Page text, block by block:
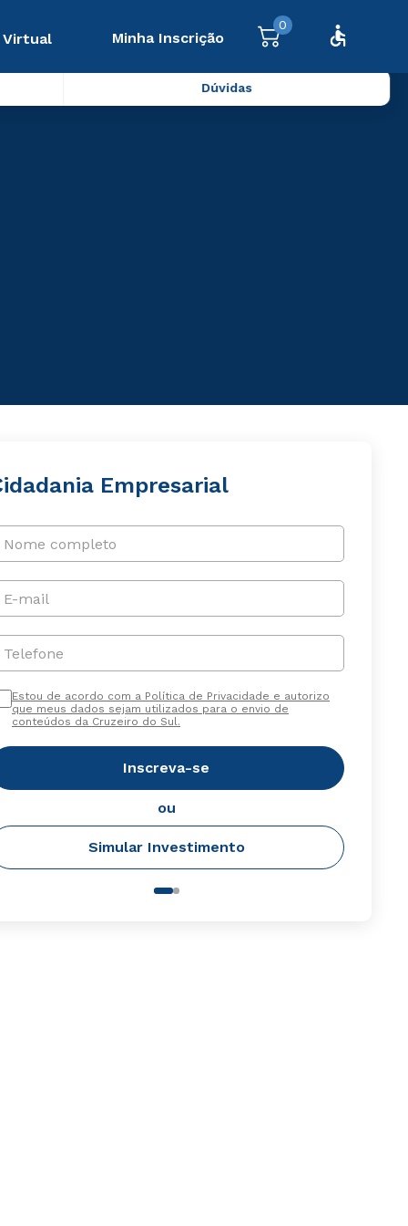
Virtual Minha Inscrição
0
Dúvidas
Empresarial
Nome completo
E-mail
Telefone
Estou de acordo com a Política de Privacidade e autorizo
que meus dados sejam utilizados para o envio de
conteúdos da Cruzeiro do Sul.
Inscreva-se
ou
Simular Investimento